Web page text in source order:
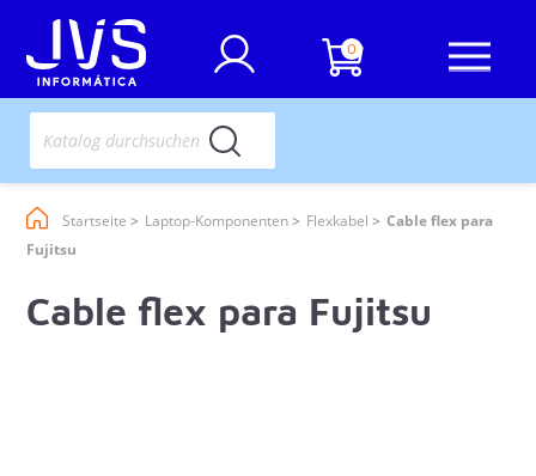
0
Startseite Laptop-Komponenten Flexkabel
Cable flex para
Fujitsu
Cable flex para Fujitsu